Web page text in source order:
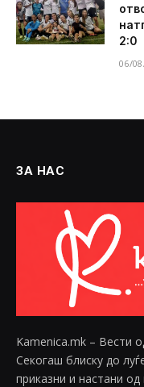
2:0
06/
ЗА НАС
Kamenica.mk – Вести
Секогаш блиску до
приказни и настани